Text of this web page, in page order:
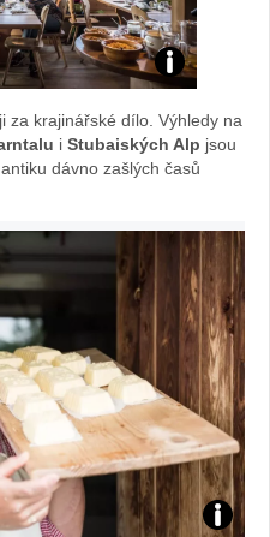
Zdroj:
za krajinářské dílo. Výhledy na
i Stubaiských Alp jsou
dávno zašlých časů
Zdroj: